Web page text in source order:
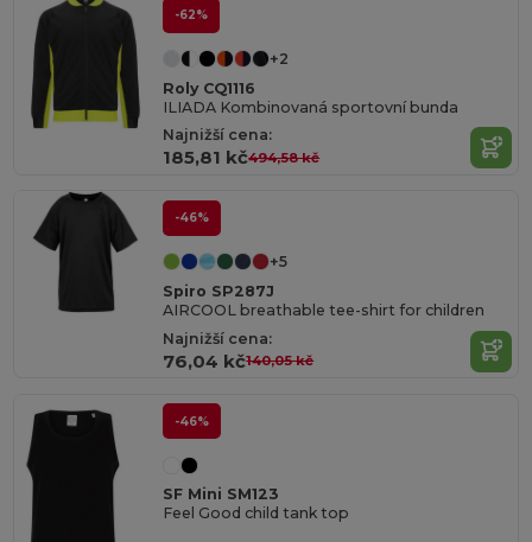
-62%
+2
Roly CQ1116
ILIADA Kombinovaná sportovní bunda
Najnižší cena:
185,81 kč494,58 kč
-46%
+5
Spiro SP287J
AIRCOOL breathable tee-shirt for children
Najnižší cena:
76,04 kč140,05 kč
-46%
SF Mini SM123
Feel Good child tank top